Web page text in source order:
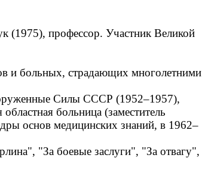
(1975), профессор. Участник Великой
и больных, страдающих многолетними
Силы СССР (1952–1957),
больница (заместитель
основ медицинских знаний, в 1962–
"За боевые заслуги", "За отвагу",